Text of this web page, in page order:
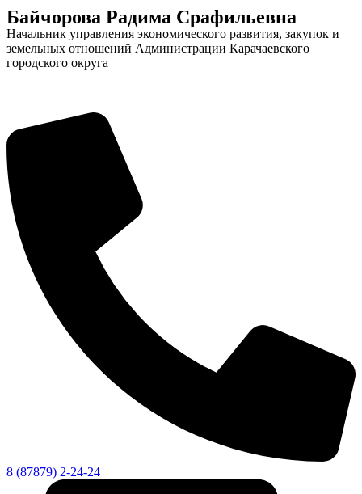
Администрация
Байчорова Радима Срафильевна
Начальник управления экономического развития, закупок и
земельных отношений Администрации Карачаевского
городского округа
8 (87879) 2-24-24